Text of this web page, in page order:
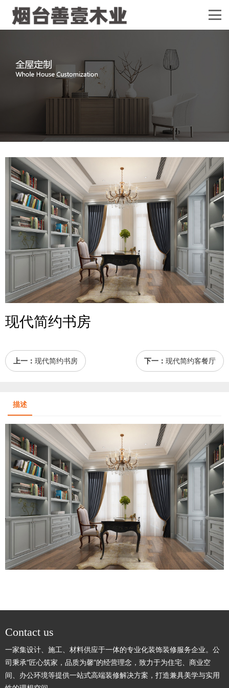
现代简约书房
上一： 现代简约书房 下一： 现代简约客餐厅
描述
Contact us
一家集设计、施工、材料供应于一体的专业化装饰装修服务企业。公
司秉承“匠心筑家，品质为馨”的经营理念，致力于为住宅、商业空
间、办公环境等提供一站式高端装修解决方案，打造兼具美学与实用